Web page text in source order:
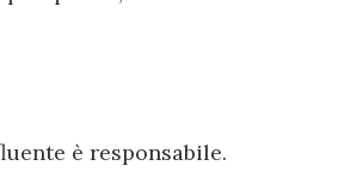
è responsabile.